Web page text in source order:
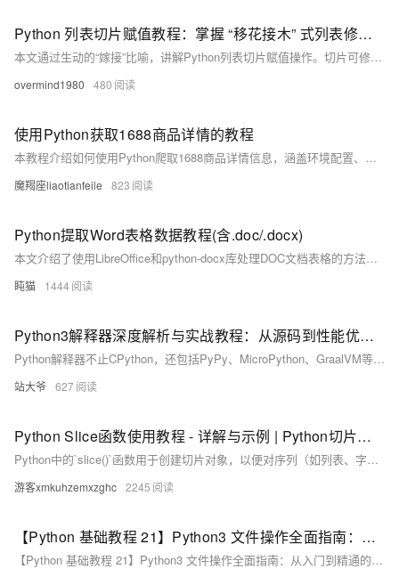
Python 列表切片赋值教程：掌握 “移花接木” 式列表修改技巧
本文通过生动的“嫁接”比喻，讲解Python列表切片赋值操作。切片可修改原列表内容，实现头部、尾部或中间元素替换，支持不等长赋值，灵活实现列表结构更新。
overmind1980 480
使用Python获取1688商品详情的教程
本教程介绍如何使用Python爬取1688商品详情信息，涵盖环境配置、代码编写、数据处理及合法合规注意事项，助你快速掌握商品数据抓取与保存技巧。
魔羯座liaotianfeile 823
Python提取Word表格数据教程(含.doc/.docx)
本文介绍了使用LibreOffice和python-docx库处理DOC文档表格的方法。首先需安装LibreOffice进行DOC到DOCX的格式转换，然后通过python-docx读取和修改表格数据。文中提供了详细的代码示例，包括格式转换函数、表格读取函数以及修改保存功能。该方法适用于Windows和Linux系统，解决了老旧DOC格式文档的处理难题，为需要处理历史文档的用户提供了实用解决方案。
盹猫 1444
Python3解释器深度解析与实战教程：从源码到性能优化的全路径探索
Python解释器不止CPython，还包括PyPy、MicroPython、GraalVM等，各具特色，适用于不同场景。本文深入解析Python解释器的工作原理、内存管理机制、GIL限制及其优化策略，并介绍性能调优工具链及未来发展方向，助力开发者提升Python应用性能。
站大爷 627
Python Slice函数使用教程 - 详解与示例 | Python切片操作指南
Python中的`slice()`函数用于创建切片对象，以便对序列（如列表、字符串、元组）进行高效切片操作。它支持指定起始索引、结束索引和步长，提升代码可读性和灵活性。
游客xmkuhzemxzghc 2245
【Python 基础教程 21】Python3 文件操作全面指南：从入门到精通的综合教程
【Python 基础教程 21】Python3 文件操作全面指南：从入门到精通的综合教程